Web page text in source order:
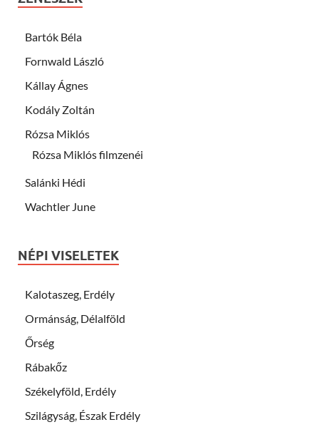
Bartók Béla
Fornwald László
Kállay Ágnes
Kodály Zoltán
Rózsa Miklós
Rózsa Miklós filmzenéi
Salánki Hédi
Wachtler June
NÉPI VISELETEK
Kalotaszeg, Erdély
Ormánság, Délalföld
Őrség
Rábakőz
Székelyföld, Erdély
Szilágyság, Észak Erdély